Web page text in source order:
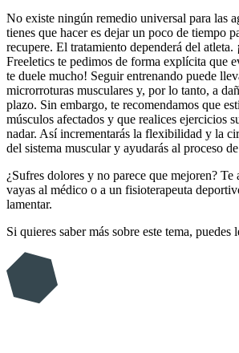
No existe ningún remedio universal para las
tienes que hacer es dejar un poco de tiempo
recupere. El tratamiento dependerá del atleta.
Freeletics te pedimos de forma explícita que
te duele mucho! Seguir entrenando puede
microrroturas musculares y, por lo tanto, a
plazo. Sin embargo, te recomendamos que
músculos afectados y que realices ejercicios
nadar. Así incrementarás la flexibilidad y la
del sistema muscular y ayudarás al proceso
¿Sufres dolores y no parece que mejoren? Te
vayas al médico o a un fisioterapeuta
lamentar.
Si quieres saber más sobre este tema, puedes